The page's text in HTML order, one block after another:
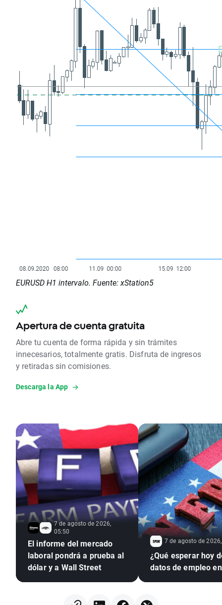
EURUSD H1 intervalo. Fuente: xStation5
Apertura de cuenta gratuita
Abre tu cuenta de forma rápida y sin trámites
innecesarios, totalmente gratis. Disfruta de ingresos
y retiradas sin comisiones.
Descarga la App
7 de agosto de 2026,
05:50
El informe del mercado
laboral pondrá a prueba al
dólar y a Wall Street
7 de agosto de
¿Qué esperar hoy
datos de empleo en